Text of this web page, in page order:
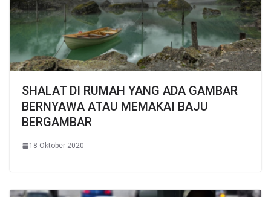
SHALAT DI RUMAH YANG ADA GAMBAR
BERNYAWA ATAU MEMAKAI BAJU
BERGAMBAR
18 Oktober 2020